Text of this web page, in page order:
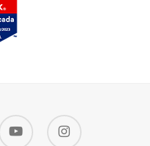
youtube instagram